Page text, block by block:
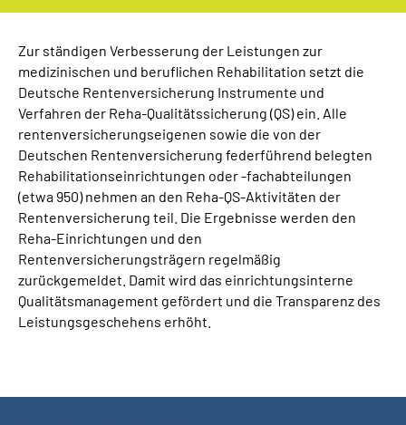
Gebärdensprache
Leichte Sprache
Zur ständigen Verbesserung der Leistungen zur
medizinischen und beruflichen Rehabilitation setzt die
Deutsche Rentenversicherung Instrumente und
Verfahren der Reha-Qualitätssicherung (QS) ein. Alle
rentenversicherungseigenen sowie die von der
Deutschen Rentenversicherung federführend belegten
Rehabilitationseinrichtungen oder -fachabteilungen
(etwa 950) nehmen an den Reha-QS-Aktivitäten der
Rentenversicherung teil. Die Ergebnisse werden den
Reha-Einrichtungen und den
Rentenversicherungsträgern regelmäßig
zurückgemeldet. Damit wird das einrichtungsinterne
Qualitätsmanagement gefördert und die Transparenz des
Leistungsgeschehens erhöht.